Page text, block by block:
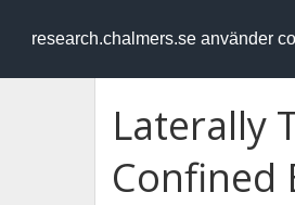
research.chalmers.se använder
RESEARCH
Laterally
Confined